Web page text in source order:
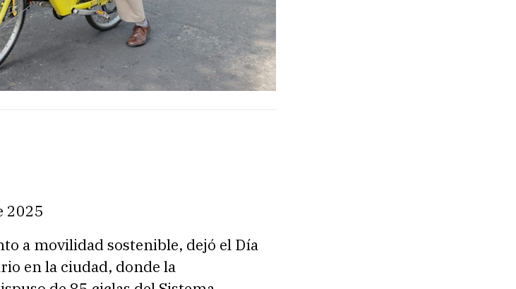
2025
a movilidad sostenible, dejó el Día
en la ciudad, donde la